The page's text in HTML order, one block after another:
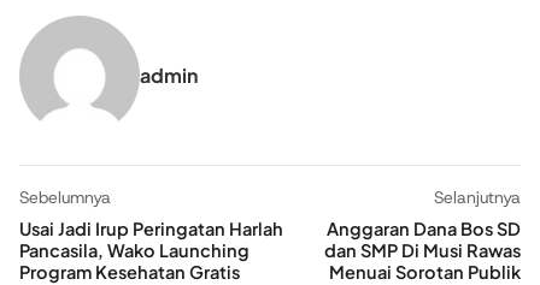
admin
Sebelumnya
Usai Jadi Irup Peringatan Harlah
Pancasila, Wako Launching
Program Kesehatan Gratis
Selanjutnya
Anggaran Dana Bos SD
dan SMP Di Musi Rawas
Menuai Sorotan Publik